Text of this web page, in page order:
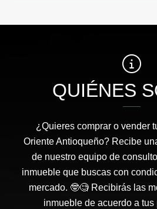
QUIÉNES
¿Quieres comprar o vender
Oriente Antioqueño? Recibe
de nuestro equipo de
inmueble que buscas con
mercado. 🤓🧐 Recibirás las
inmueble de acuerdo a